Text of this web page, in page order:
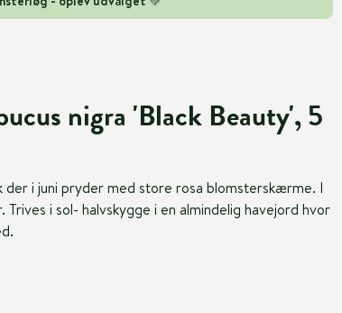
nigra 'Black Beauty', 5
i juni pryder med store rosa blomsterskærme. I
i sol- halvskygge i en almindelig havejord hvor